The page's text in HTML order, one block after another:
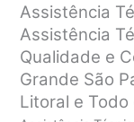
Assistência
Assistência
Qualidade e
Grande São
Litoral e Todo